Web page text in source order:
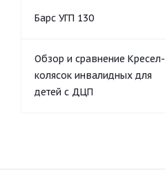
Барс УГП 130
Обзор и сравнение Кресел-
колясок инвалидных для
детей с ДЦП